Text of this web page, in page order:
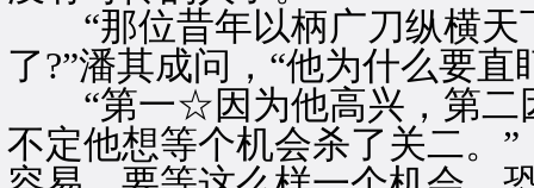
“那位昔年以柄广刀纵横天
了?”潘其成问，“他为什么要直
“第一☆因为他高兴，第二
不定他想等个机会杀了关二。